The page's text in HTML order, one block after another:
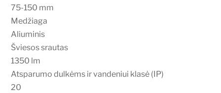
75-150 mm
Medžiaga
Aliuminis
Šviesos srautas
1350 lm
Atsparumo dulkėms ir vandeniui klasė (IP)
20